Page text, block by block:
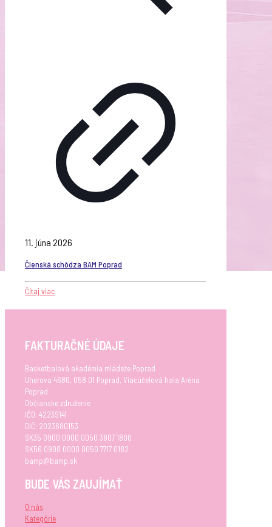
11. júna 2026
Členská schôdza BAM Poprad
Čítaj viac
FAKTURAČNÉ ÚDAJE
Basketbalová akadémia mládeže Poprad
Uherova 4680, 058 01 Poprad, Viacúčelová hala Aréna
Poprad
Občianske združenie
IČO: 42239141
DIČ: 2023680153
SK35 0900 0000 0050 3807 1800
SK56 0900 0000 0050 7717 0182
bamp@bamp.sk
BUDE VÁS ZAUJÍMAŤ
O nás
Kategórie